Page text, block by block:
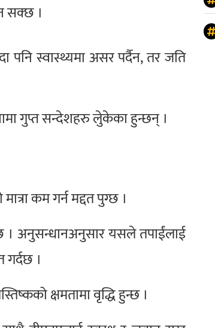
सक्छ ।
पनि स्वास्थ्यमा असर पर्दैन, तर जति
गुप्त सन्देशहरु लुेकेका हुन्छन् ।
कम गर्न मद्दत पुग्छ ।
। अनुसन्धानअनुसार यसले तपाईंलाई
गर्दछ ।
क्षमतामा वृद्धि हुन्छ ।